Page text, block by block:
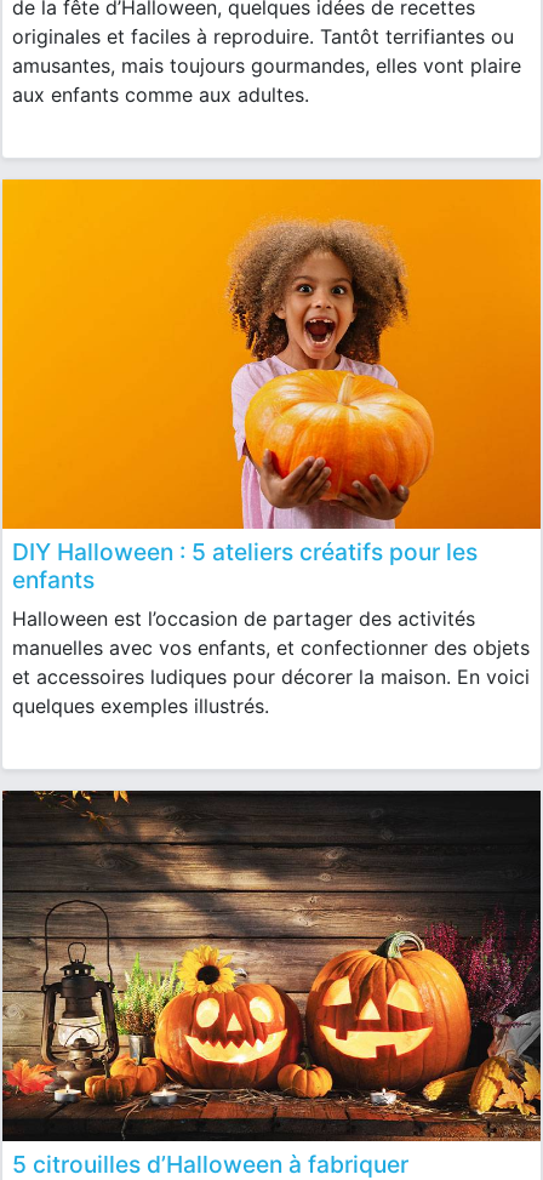
de la fête d’Halloween, quelques idées de recettes
originales et faciles à reproduire. Tantôt terrifiantes ou
amusantes, mais toujours gourmandes, elles vont plaire
aux enfants comme aux adultes.
DIY Halloween : 5 ateliers créatifs pour les
enfants
Halloween est l’occasion de partager des activités
manuelles avec vos enfants, et confectionner des objets
et accessoires ludiques pour décorer la maison. En voici
quelques exemples illustrés.
5 citrouilles d’Halloween à fabriquer